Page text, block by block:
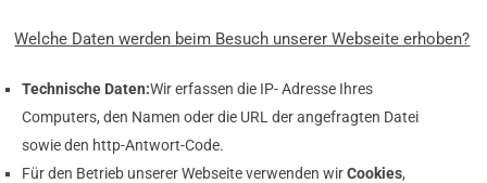
Welche Daten werden beim Besuch unserer Webseite erhoben?
Technische Daten:Wir erfassen die IP- Adresse Ihres
Computers, den Namen oder die URL der angefragten Datei
sowie den http-Antwort-Code.
Für den Betrieb unserer Webseite verwenden wirCookies,